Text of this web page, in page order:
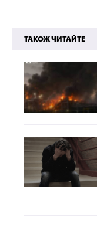
ТАКОЖ ЧИТАЙТЕ